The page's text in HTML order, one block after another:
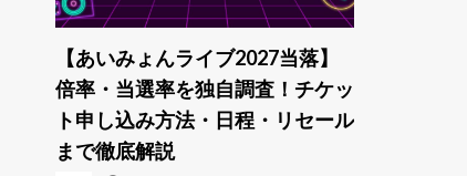
【あいみょんライブ2027当落】
倍率・当選率を独自調査！チケッ
ト申し込み方法・日程・リセール
まで徹底解説